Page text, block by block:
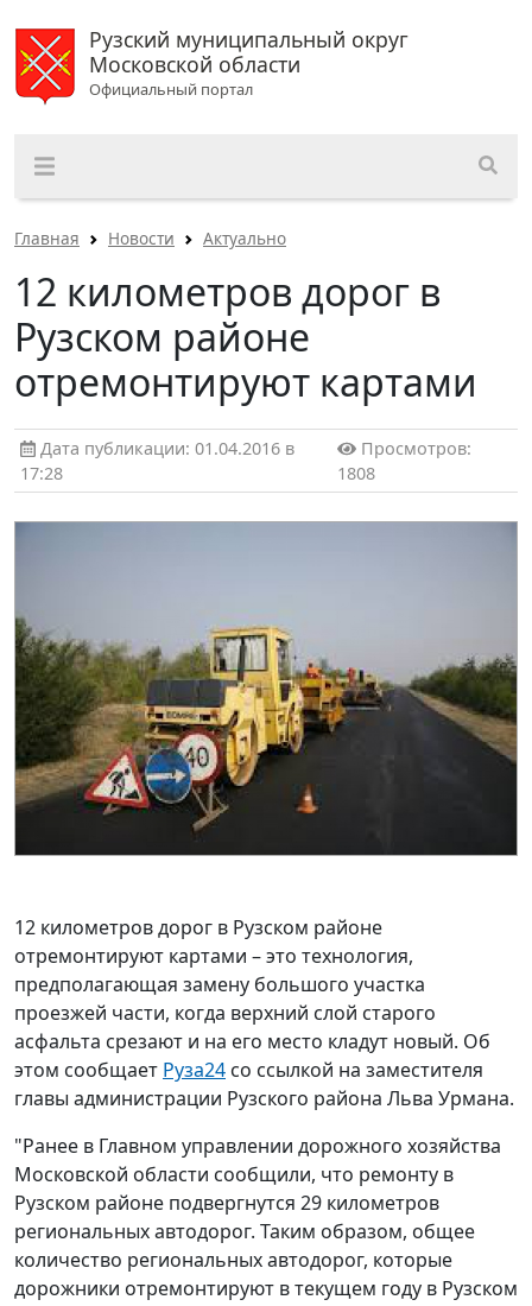
Рузский муниципальный округ
Московской области
Официальный портал
Главная Новости Актуально
12 километров дорог в
Рузском районе
отремонтируют картами
Дата публикации: 01.04.2016 в
17:28
Просмотров:
1808
12 километров дорог в Рузском районе
отремонтируют картами – это технология,
предполагающая замену большого участка
проезжей части, когда верхний слой старого
асфальта срезают и на его место кладут новый. Об
этом сообщает Руза24 со ссылкой на заместителя
главы администрации Рузского района Льва Урмана.
"Ранее в Главном управлении дорожного хозяйства
Московской области сообщили, что ремонту в
Рузском районе подвергнутся 29 километров
региональных автодорог. Таким образом, общее
количество региональных автодорог, которые
дорожники отремонтируют в текущем году в Рузском